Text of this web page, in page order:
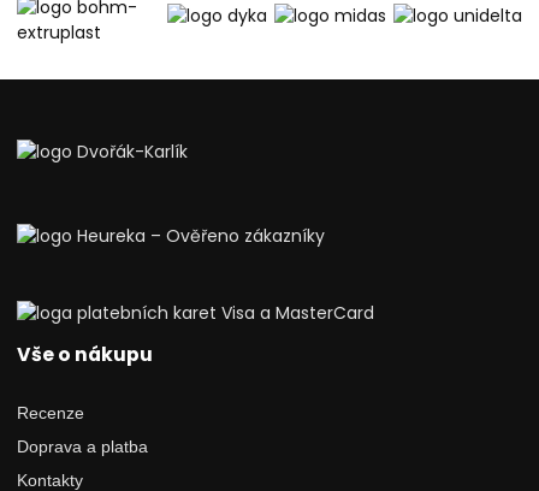
Vše o nákupu
Recenze
Doprava a platba
Kontakty